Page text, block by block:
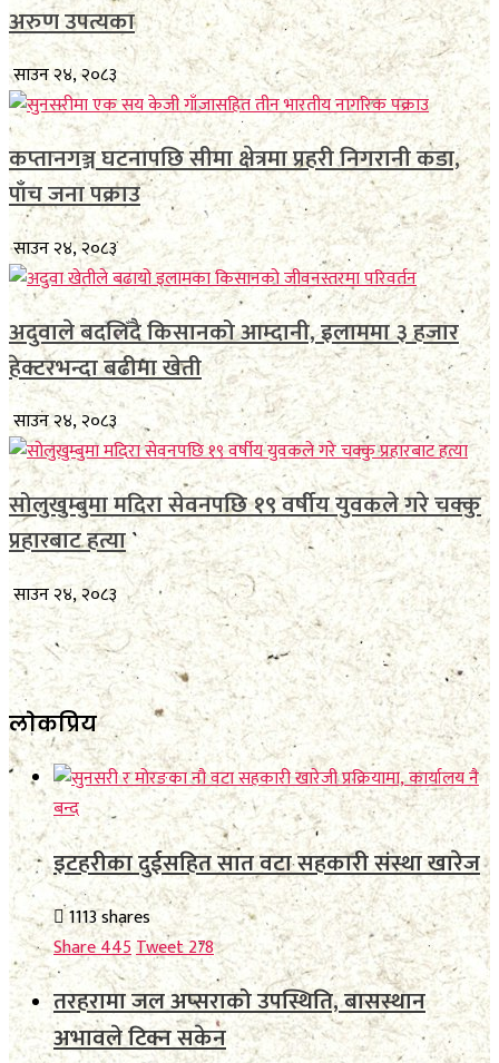
अरुण उपत्यका
साउन २४, २०८३
कप्तानगञ्ज घटनापछि सीमा क्षेत्रमा प्रहरी निगरानी कडा,
पाँच जना पक्राउ
साउन २४, २०८३
अदुवाले बदलिँदै किसानको आम्दानी, इलाममा ३ हजार
हेक्टरभन्दा बढीमा खेती
साउन २४, २०८३
सोलुखुम्बुमा मदिरा सेवनपछि १९ वर्षीय युवकले गरे चक्कु
प्रहारबाट हत्या
साउन २४, २०८३
लाेकप्रिय
इटहरीका दुईसहित सात वटा सहकारी संस्था खारेज
1113 shares
Share445Tweet278
तरहरामा जल अप्सराको उपस्थिति, बासस्थान
अभावले टिक्न सकेन